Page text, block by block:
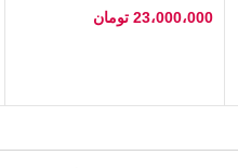
23،000،000 تومان